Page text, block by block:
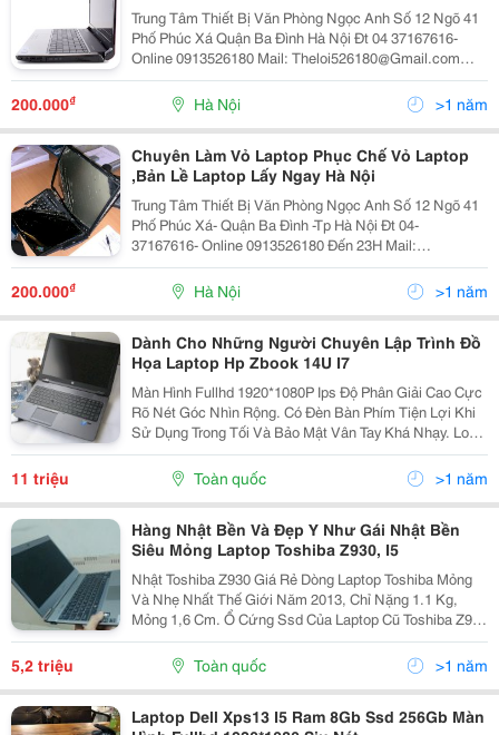
Trung Tâm Thiết Bị Văn Phòng Ngọc Anh Số 12 Ngõ 41
Phố Phúc Xá Quận Ba Đình Hà Nội Đt 04 37167616-
Online 0913526180 Mail: Theloi526180@Gmail.com
Quý Khách Lưu Ý :Có Nhiều Nơi Sao Chép Lại Nội Dung
200.000₫ Hà Nội >1 năm
Chuyên Làm Vỏ Laptop Phục Chế Vỏ Laptop
,Bản Lề Laptop Lấy Ngay Hà Nội
Trung Tâm Thiết Bị Văn Phòng Ngọc Anh Số 12 Ngõ 41
Phố Phúc Xá- Quận Ba Đình -Tp Hà Nội Đt 04-
37167616- Online 0913526180 Đến 23H Mail:
Theloi526180@Gmail.com Quý Khách Lưu Ý : Có Nhiều
Nơi Sao Chép Lại Nội Dung Này ,Là Trung Gian Khô
200.000₫ Hà Nội >1 năm
Dành Cho Những Người Chuyên Lập Trình Đồ
Họa Laptop Hp Zbook 14U I7
Màn Hình Fullhd 1920*1080P Ips Độ Phân Giải Cao Cực
Rõ Nét Góc Nhìn Rộng. Có Đèn Bàn Phím Tiện Lợi Khi
Sử Dụng Trong Tối Và Bảo Mật Vân Tay Khá Nhạy. Loa
Nghe Cực Tốt, Bass To Rõ Vang Xa. Đây Là Dòng
Laptop Nhập Khẩu Thanh Lý Từ Quân Đội Usa
11 triệu Toàn quốc >1 năm
Hàng Nhật Bền Và Đẹp Y Như Gái Nhật Bền
Siêu Mỏng Laptop Toshiba Z930, I5
Nhật Toshiba Z930 Giá Rẻ Dòng Laptop Toshiba Mỏng
Và Nhẹ Nhất Thế Giới Năm 2013, Chỉ Nặng 1.1 Kg,
Mỏng 1,6 Cm. Ổ Cứng Ssd Của Laptop Cũ Toshiba Z930
Truy Xuất Cực Nhanh Khởi Động Win Chỉ Vài Giây. Có
Tích Hợp Đủ Cổng Kết Nối Như Vga, Hdmi. Chất Liệu...
5,2 triệu Toàn quốc >1 năm
Laptop Dell Xps13 I5 Ram 8Gb Ssd 256Gb Màn